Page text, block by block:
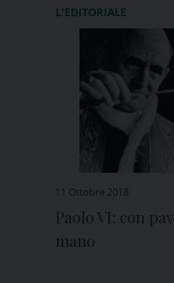
L'EDITORIALE
11 Ottobre 2018
Paolo VI: con
mano